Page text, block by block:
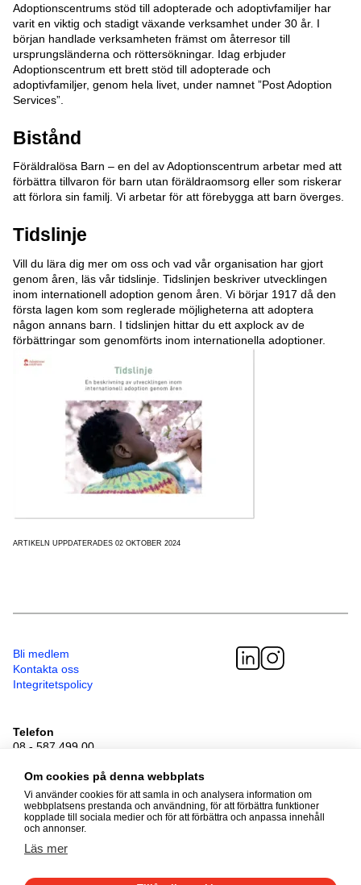
Adoptionscentrums stöd till adopterade och adoptivfamiljer har
varit en viktig och stadigt växande verksamhet under 30 år. I
början handlade verksamheten främst om återresor till
ursprungsländerna och röttersökningar. Idag erbjuder
Adoptionscentrum ett brett stöd till adopterade och
adoptivfamiljer, genom hela livet, under namnet ”Post Adoption
Services”.
Bistånd
Föräldralösa Barn – en del av Adoptionscentrum arbetar med att
förbättra tillvaron för barn utan föräldraomsorg eller som riskerar
att förlora sin familj. Vi arbetar för att förebygga att barn överges.
Tidslinje
Vill du lära dig mer om oss och vad vår organisation har gjort
genom åren, läs vår tidslinje. Tidslinjen beskriver utvecklingen
inom internationell adoption genom åren. Vi börjar 1917 då den
första lagen kom som reglerade möjligheterna att adoptera
någon annans barn. I tidslinjen hittar du ett axplock av de
förbättringar som genomförts inom internationella adoptioner.
ARTIKELN UPPDATERADES 02 OKTOBER 2024
Bli medlem
Kontakta oss
Integritetspolicy
Telefon
08 - 587 499 00
Sveavägen 41
111 34 Stockholm
Alla rättigheter förbehållna
Om cookies på denna webbplats
Vi använder cookies för att samla in och analysera information om
webbplatsens prestanda och användning, för att förbättra funktioner
kopplade till sociala medier och för att förbättra och anpassa innehåll
och annonser.
Läs mer